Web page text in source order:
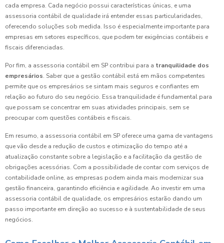
cada empresa. Cada negócio possui características únicas, e uma
assessoria contábil de qualidade irá entender essas particularidades,
oferecendo soluções sob medida. Isso é especialmente importante para
empresas em setores específicos, que podem ter exigências contábeis e
fiscais diferenciadas.
Por fim, a assessoria contábil em SP contribui para a tranquilidade dos
empresários. Saber que a gestão contábil está em mãos competentes
permite que os empresários se sintam mais seguros e confiantes em
relação ao futuro do seu negócio. Essa tranquilidade é fundamental para
que possam se concentrar em suas atividades principais, sem se
preocupar com questões contábeis e fiscais.
Em resumo, a assessoria contábil em SP oferece uma gama de vantagens
que vão desde a redução de custos e otimização do tempo até a
atualização constante sobre a legislação e a facilitação da gestão de
obrigações acessórias. Com a possibilidade de contar com serviços de
contabilidade online, as empresas podem ainda mais modernizar sua
gestão financeira, garantindo eficiência e agilidade. Ao investir em uma
assessoria contábil de qualidade, os empresários estarão dando um
passo importante em direção ao sucesso e à sustentabilidade de seus
negócios.